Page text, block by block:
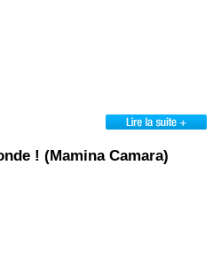
! (Mamina Camara)